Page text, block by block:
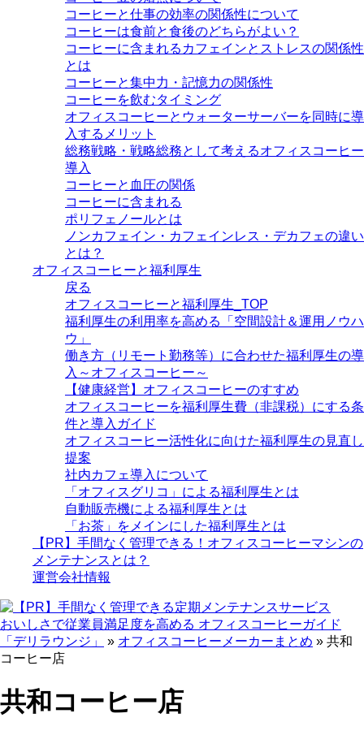
コーヒーと仕事の効率の関係性について
コーヒーは食前と食後のどちらがよい？
コーヒーに含まれるカフェインとストレスの関係性
とは
コーヒーと集中力・記憶力の関係性
コーヒーを飲むタイミング
オフィスコーヒーとウォーターサーバーを同時に導
入するメリット
総務戦略・戦略総務として考えるオフィスコーヒー
導入
コーヒーと血圧の関係
コーヒーに含まれる
ポリフェノールとは
ノンカフェイン・カフェインレス・デカフェの違い
とは？
オフィスコーヒーと福利厚生
戻る
オフィスコーヒーと福利厚生_TOP
福利厚生の利用率を高める「空間設計＆運用ノウハ
ウ」
働き方（リモート勤務等）に合わせた福利厚生の導
入～オフィスコーヒー～
【健康経営】オフィスコーヒーのすすめ
オフィスコーヒーを福利厚生費（非課税）にする条
件と導入ガイド
オフィスコーヒー活性化に向けた福利厚生の見直し
提案
社内カフェ導入について
「オフィスグリコ」による福利厚生とは
自動販売機による福利厚生とは
「お茶」をメインにした福利厚生とは
【PR】手間なく管理できる！オフィスコーヒーマシンの
メンテナンスとは？
運営会社情報
おいしさで従業員満足度を高める オフィスコーヒーガイド
「デリラウンジ」
» オフィスコーヒーメーカーまとめ » 共和
コーヒー店
共和コーヒー店